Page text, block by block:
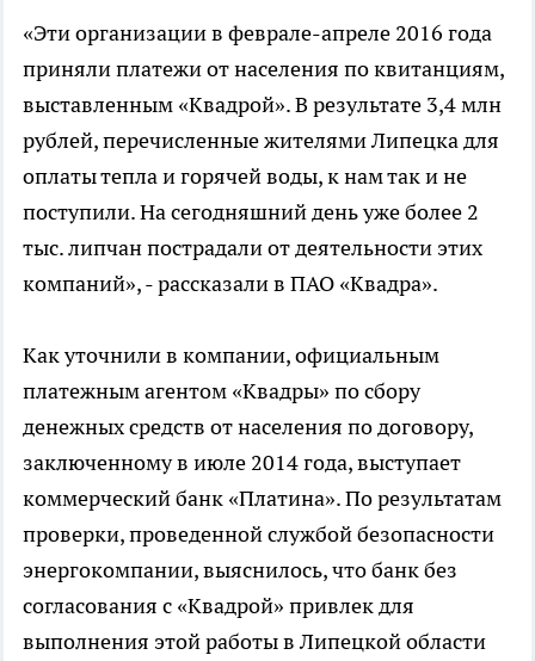
«Эти организации в феврале-апреле 2016 года
приняли платежи от населения по квитанциям,
выставленным «Квадрой». В результате 3,4 млн
рублей, перечисленные жителями Липецка для
оплаты тепла и горячей воды, к нам так и не
поступили. На сегодняшний день уже более 2
тыс. липчан пострадали от деятельности этих
компаний», - рассказали в ПАО «Квадра».
Как уточнили в компании, официальным
платежным агентом «Квадры» по сбору
денежных средств от населения по договору,
заключенному в июле 2014 года, выступает
коммерческий банк «Платина». По результатам
проверки, проведенной службой безопасности
энергокомпании, выяснилось, что банк без
согласования с «Квадрой» привлек для
выполнения этой работы в Липецкой области